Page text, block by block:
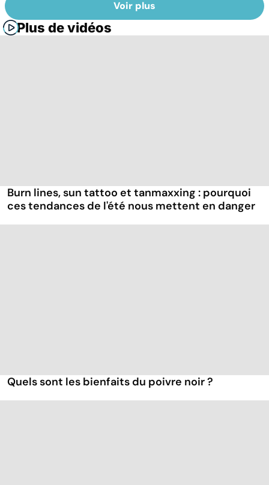
Voir plus
Plus de vidéos
Burn lines, sun tattoo et tanmaxxing : pourquoi
ces tendances de l'été nous mettent en danger
Quels sont les bienfaits du poivre noir ?